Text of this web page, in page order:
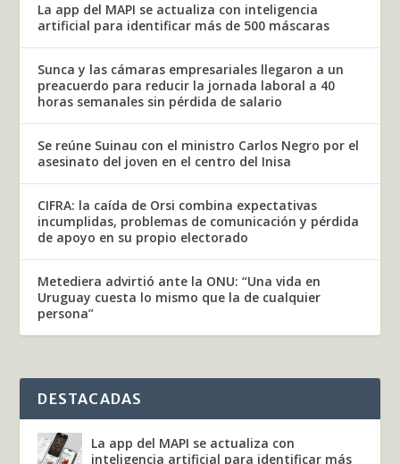
La app del MAPI se actualiza con inteligencia
artificial para identificar más de 500 máscaras
Sunca y las cámaras empresariales llegaron a un
preacuerdo para reducir la jornada laboral a 40
horas semanales sin pérdida de salario
Se reúne Suinau con el ministro Carlos Negro por el
asesinato del joven en el centro del Inisa
CIFRA: la caída de Orsi combina expectativas
incumplidas, problemas de comunicación y pérdida
de apoyo en su propio electorado
Metediera advirtió ante la ONU: “Una vida en
Uruguay cuesta lo mismo que la de cualquier
persona”
DESTACADAS
La app del MAPI se actualiza con
inteligencia artificial para identificar más